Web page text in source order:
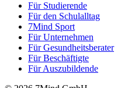
Für Stu­die­rende
Für den Schulalltag
7Mind Sport
Für Unter­neh­men
Für Gesund­heits­be­ra­ter
Für Beschäftigte
Für Auszubildende